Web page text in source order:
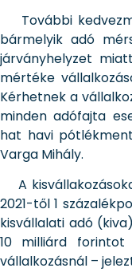
További
bármelyik adó
járványhelyzet
mértéke
Kérhetnek a
minden adófajta
hat havi
Varga Mihály.
A
2021-től 1
kisvállalati adó
10 milliárd
vállalkozásnál –